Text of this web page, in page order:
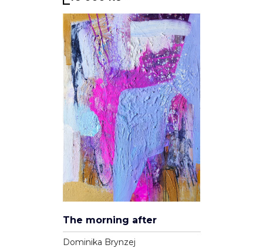
The morning after
Dominika Brynzej